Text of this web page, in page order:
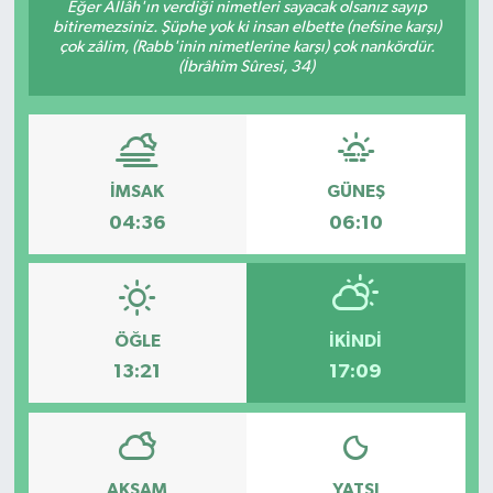
Eğer Allâh'ın verdiği nimetleri sayacak olsanız sayıp
bitiremezsiniz. Şüphe yok ki insan elbette (nefsine karşı)
çok zâlim, (Rabb'inin nimetlerine karşı) çok nankördür.
(İbrâhîm Sûresi, 34)
İMSAK
04:36
GÜNEŞ
06:10
ÖĞLE
13:21
İKINDI
17:09
Magazin
Duyurular
Kadın
Teknoloji
Yerel Haber
Ülke
Etiketler
Duyurular
Tarım-Gıda
Sektörel
Dünya
Teknoloji
Yerel Haber